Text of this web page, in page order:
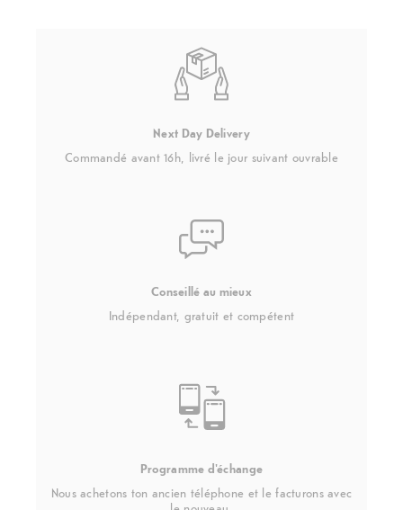
Next Day Delivery
Commandé avant 16h, livré le jour suivant ouvrable
Conseillé au mieux
Indépendant, gratuit et compétent
Programme d'échange
Nous achetons ton ancien téléphone et le facturons avec